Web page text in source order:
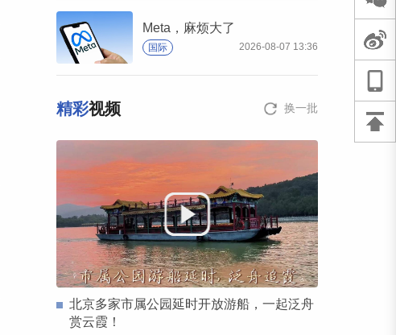
Meta，麻烦大了
国际 2026-08-07 13:36
精彩视频 换一批
北京多家市属公园延时开放游船，一起泛舟
赏云霞！